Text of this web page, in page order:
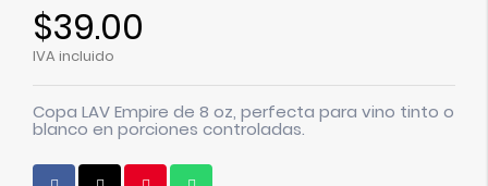
$39.00
IVA incluido
Copa LAV Empire de 8 oz, perfecta para vino tinto o
blanco en porciones controladas.